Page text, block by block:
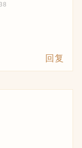
回复